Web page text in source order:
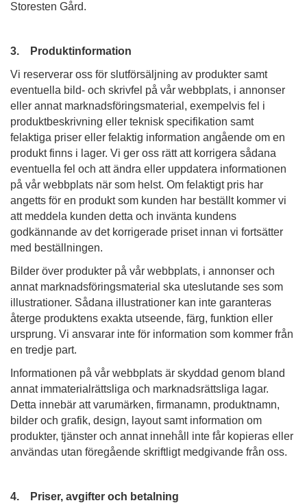
Storesten Gård.
3. Produktinformation
Vi reserverar oss för slutförsäljning av produkter samt
eventuella bild- och skrivfel på vår webbplats, i annonser
eller annat marknadsföringsmaterial, exempelvis fel i
produktbeskrivning eller teknisk specifikation samt
felaktiga priser eller felaktig information angående om en
produkt finns i lager. Vi ger oss rätt att korrigera sådana
eventuella fel och att ändra eller uppdatera informationen
på vår webbplats när som helst. Om felaktigt pris har
angetts för en produkt som kunden har beställt kommer vi
att meddela kunden detta och invänta kundens
godkännande av det korrigerade priset innan vi fortsätter
med beställningen.
Bilder över produkter på vår webbplats, i annonser och
annat marknadsföringsmaterial ska uteslutande ses som
illustrationer. Sådana illustrationer kan inte garanteras
återge produktens exakta utseende, färg, funktion eller
ursprung. Vi ansvarar inte för information som kommer från
en tredje part.
Informationen på vår webbplats är skyddad genom bland
annat immaterialrättsliga och marknadsrättsliga lagar.
Detta innebär att varumärken, firmanamn, produktnamn,
bilder och grafik, design, layout samt information om
produkter, tjänster och annat innehåll inte får kopieras eller
användas utan föregående skriftligt medgivande från oss.
4. Priser, avgifter och betalning